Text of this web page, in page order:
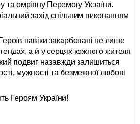
та омріяну Перемогу України.
захід спільним виконанням
навіки закарбовані не лише
а й у серцях кожного жителя
подвиг назавжди залишиться
мужності та безмежної любові
Героям України!